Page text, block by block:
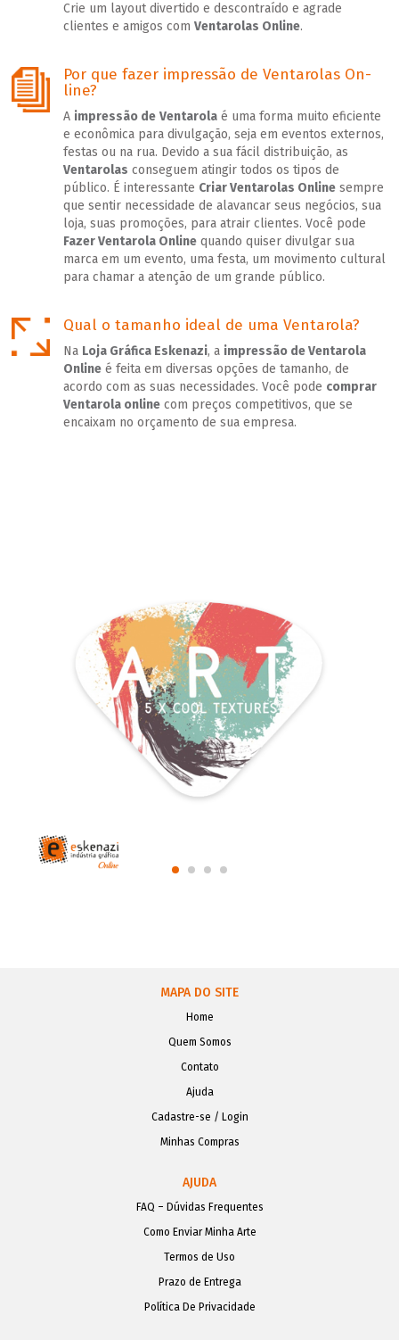
Crie um layout divertido e descontraído e agrade
clientes e amigos com Ventarolas Online.
Por que fazer impressão de Ventarolas On-
line?
A impressão de Ventarolaé uma forma muito eficiente
e econômica para divulgação, seja em eventos externos,
festas ou na rua. Devido a sua fácil distribuição, as
Ventarolas conseguem atingir todos os tipos de
público. É interessante Criar Ventarolas Onlinesempre
que sentir necessidade de alavancar seus negócios, sua
loja, suas promoções, para atrair clientes. Você pode
Fazer Ventarola Onlinequando quiser divulgar sua
marca em um evento, uma festa, um movimento cultural
para chamar a atenção de um grande público.
Qual o tamanho ideal de uma Ventarola?
Na Loja Gráfica Eskenazi, a impressão de Ventarola
Onlineé feita em diversas opções de tamanho, de
acordo com as suas necessidades. Você pode comprar
Ventarola onlinecom preços competitivos, que se
encaixam no orçamento de sua empresa.
MAPA DO SITE
Home
Quem Somos
Contato
Ajuda
Cadastre-se / Login
Minhas Compras
AJUDA
FAQ – Dúvidas Frequentes
Como Enviar Minha Arte
Termos de Uso
Prazo de Entrega
Política De Privacidade